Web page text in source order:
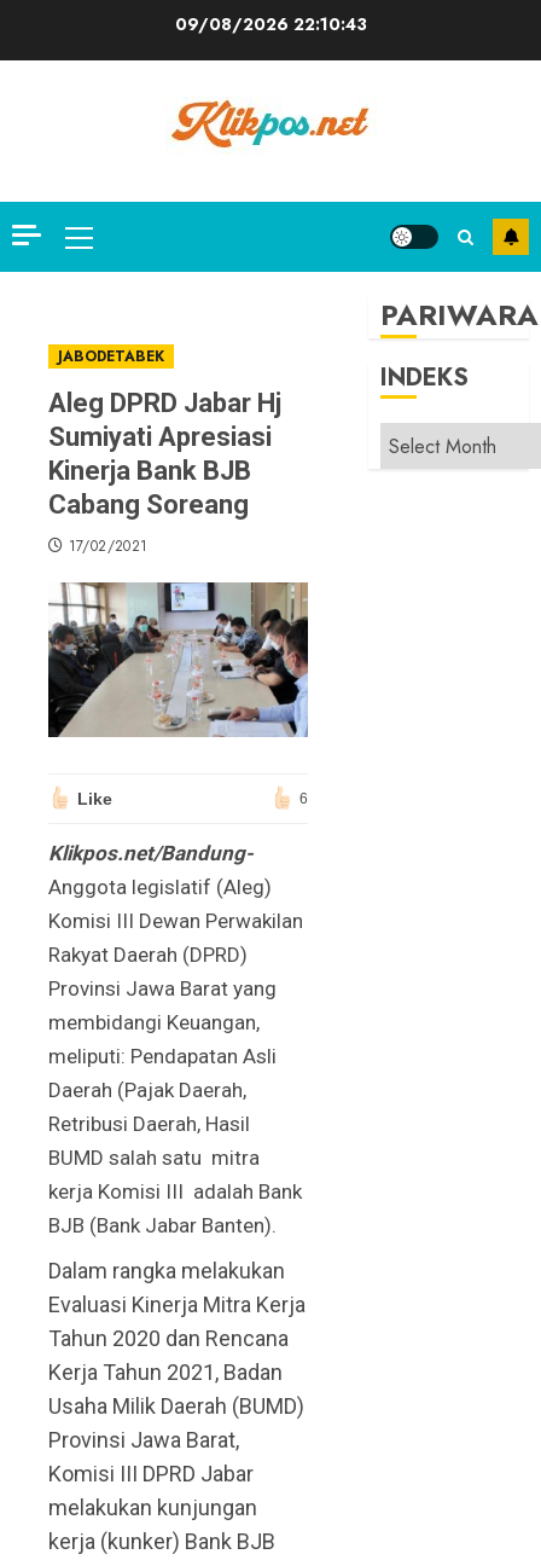
09/08/2026 22:10:43
Primary
Menu
JABODETABEK
Aleg DPRD Jabar Hj
Sumiyati Apresiasi
Kinerja Bank BJB
Cabang Soreang
17/02/2021
Like 6
Klikpos.net/Bandung-
Anggota legislatif (Aleg)
Komisi III Dewan Perwakilan
Rakyat Daerah (DPRD)
Provinsi Jawa Barat yang
membidangi Keuangan,
meliputi: Pendapatan Asli
Daerah (Pajak Daerah,
Retribusi Daerah, Hasil
BUMD salah satu mitra
kerja Komisi III adalah Bank
BJB (Bank Jabar Banten).
Dalam rangka melakukan
Evaluasi Kinerja Mitra Kerja
Tahun 2020 dan Rencana
Kerja Tahun 2021, Badan
Usaha Milik Daerah (BUMD)
Provinsi Jawa Barat,
Komisi III DPRD Jabar
melakukan kunjungan
kerja (kunker) Bank BJB
PARIWARA
INDEKS
INDEKS